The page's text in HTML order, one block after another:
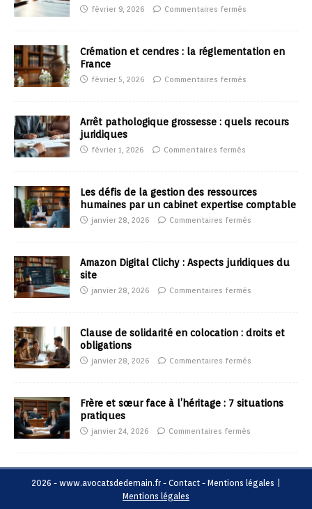
février 9, 2026 Commentaires fermés
Crémation et cendres : la réglementation en
France
février 5, 2026 Commentaires fermés
Arrêt pathologique grossesse : quels recours
juridiques
février 1, 2026 Commentaires fermés
Les défis de la gestion des ressources
humaines par un cabinet expertise comptable
janvier 28, 2026 Commentaires fermés
Amazon Digital Clichy : Aspects juridiques du
site
janvier 28, 2026 Commentaires fermés
Clause de solidarité en colocation : droits et
obligations
janvier 28, 2026 Commentaires fermés
Frère et sœur face à l’héritage : 7 situations
pratiques
janvier 24, 2026 Commentaires fermés
2026 - www.avocatsdedemain.fr - Contact - Mentions légales
Mentions légales